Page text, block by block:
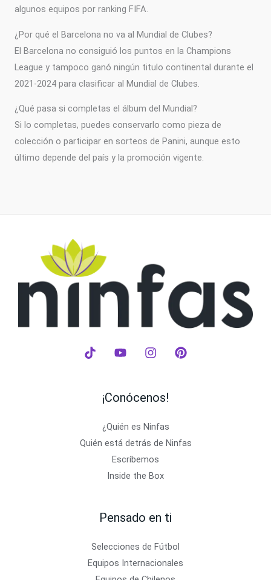
algunos equipos por ranking FIFA.
¿Por qué el Barcelona no va al Mundial de Clubes?
El Barcelona no consiguió los puntos en la Champions
League y tampoco ganó ningún titulo continental durante el
2021-2024 para clasificar al Mundial de Clubes.
¿Qué pasa si completas el álbum del Mundial?
Si lo completas, puedes conservarlo como pieza de
colección o participar en sorteos de Panini, aunque esto
último depende del país y la promoción vigente.
¡Conócenos!
¿Quién es Ninfas
Quién está detrás de Ninfas
Escríbemos
Inside the Box
Pensado en ti
Selecciones de Fútbol
Equipos Internacionales